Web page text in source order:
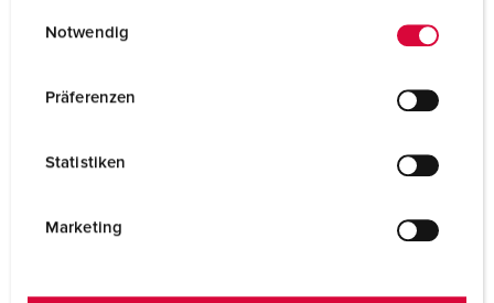
Notwendig
Präferenzen
Statistiken
Marketing
Försäkring max.
Anslutning / Matningsledning voor 2 kabels tot 5 x 16 mm²
Skyddstyp IP44